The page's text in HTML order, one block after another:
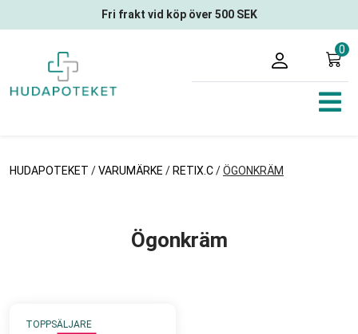
Fri frakt vid köp över 500 SEK
0
HUDAPOTEKET /VARUMÄRKE / RETIX.C/ÖGONKRÄM
Ögonkräm
TOPPSÄLJARE